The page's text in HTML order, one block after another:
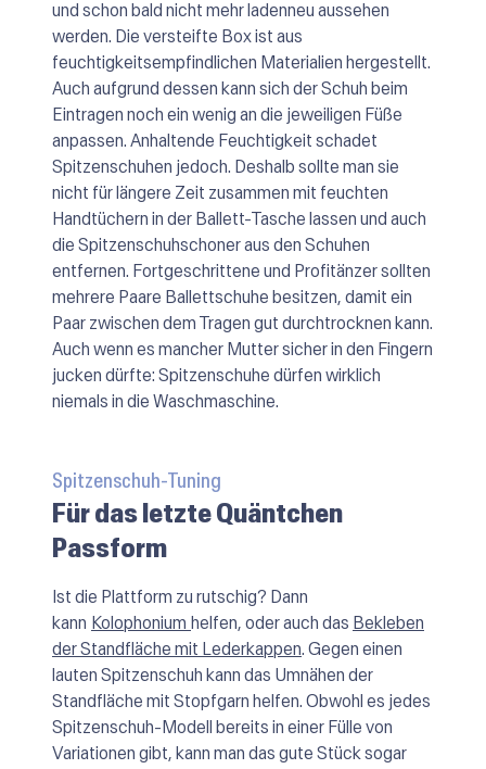
und schon bald nicht mehr ladenneu aussehen
werden. Die versteifte Box ist aus
feuchtigkeitsempfindlichen Materialien hergestellt.
Auch aufgrund dessen kann sich der Schuh beim
Eintragen noch ein wenig an die jeweiligen Füße
anpassen. Anhaltende Feuchtigkeit schadet
Spitzenschuhen jedoch. Deshalb sollte man sie
nicht für längere Zeit zusammen mit feuchten
Handtüchern in der Ballett-Tasche lassen und auch
die Spitzenschuhschoner aus den Schuhen
entfernen. Fortgeschrittene und Profitänzer sollten
mehrere Paare Ballettschuhe besitzen, damit ein
Paar zwischen dem Tragen gut durchtrocknen kann.
Auch wenn es mancher Mutter sicher in den Fingern
jucken dürfte: Spitzenschuhe dürfen wirklich
niemals in die Waschmaschine.
Spitzenschuh-Tuning
Für das letzte Quäntchen
Passform
Ist die Plattform zu rutschig? Dann
kann Kolophonium helfen, oder auch das Bekleben
der Standfläche mit Lederkappen. Gegen einen
lauten Spitzenschuh kann das Umnähen der
Standfläche mit Stopfgarn helfen. Obwohl es jedes
Spitzenschuh-Modell bereits in einer Fülle von
Variationen gibt, kann man das gute Stück sogar